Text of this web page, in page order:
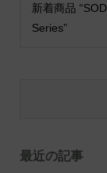
新着商品
Series”
最近の記事